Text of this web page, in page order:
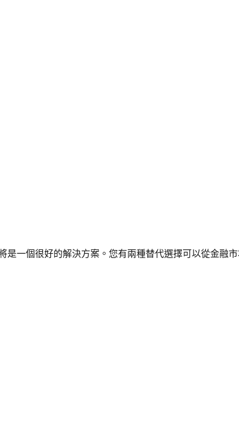
一個很好的解決方案。您有兩種替代選擇可以從金融